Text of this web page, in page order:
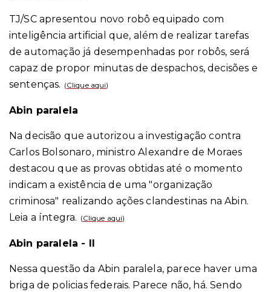
TJ/SC apresentou novo robô equipado com
inteligência artificial que, além de realizar tarefas
de automação já desempenhadas por robôs, será
capaz de propor minutas de despachos, decisões e
sentenças. (Clique aqui)
Abin paralela
Na decisão que autorizou a investigação contra
Carlos Bolsonaro, ministro Alexandre de Moraes
destacou que as provas obtidas até o momento
indicam a existência de uma "organização
criminosa" realizando ações clandestinas na Abin.
Leia a íntegra. (Clique aqui)
Abin paralela - II
Nessa questão da Abin paralela, parece haver uma
briga de policias federais. Parece não, há. Sendo